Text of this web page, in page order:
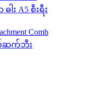
း A5 စီးရီး
ယ်ဆက်ဘီး